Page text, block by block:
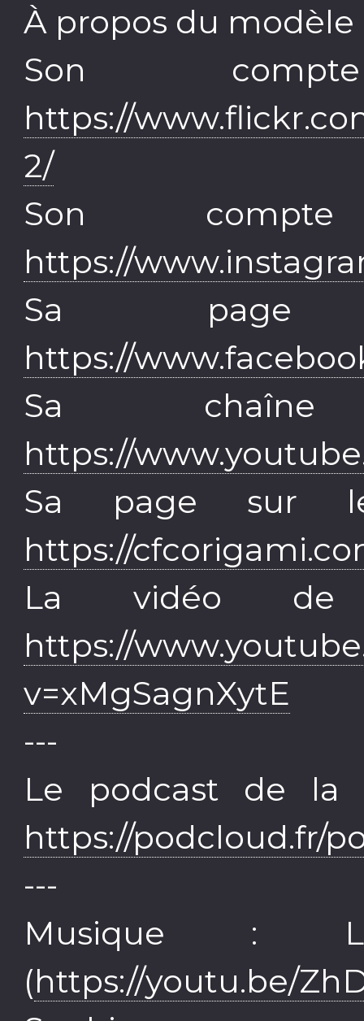
À propos du modèle
Son
https://
2/
Son
https://
Sa page
https://
Sa
https://
Sa page sur
https://
La vidéo
https://
v=xMgSagnXytE
---
Le podcast de la
https://podcloud.fr/
---
Musique :
(https://youtu.be/